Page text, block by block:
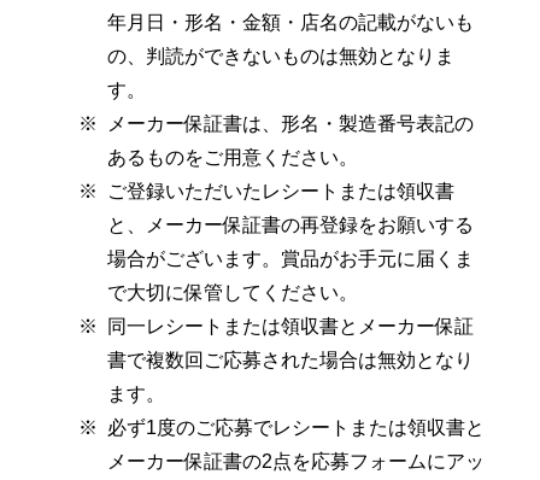
年月日・形名・金額・店名の記載がないも
の、判読ができないものは無効となりま
す。
メーカー保証書は、形名・製造番号表記の
あるものをご用意ください。
ご登録いただいたレシートまたは領収書
と、メーカー保証書の再登録をお願いする
場合がございます。賞品がお手元に届くま
で大切に保管してください。
同⼀レシートまたは領収書とメーカー保証
書で複数回ご応募された場合は無効となり
ます。
必ず1度のご応募でレシートまたは領収書と
メーカー保証書の2点を応募フォームにアッ